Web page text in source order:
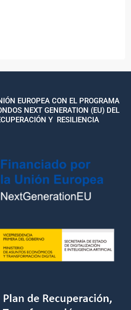
EUROPEA CON EL PROGRAMA
NEXT GENERATION (EU) DEL
Y RESILIENCIA